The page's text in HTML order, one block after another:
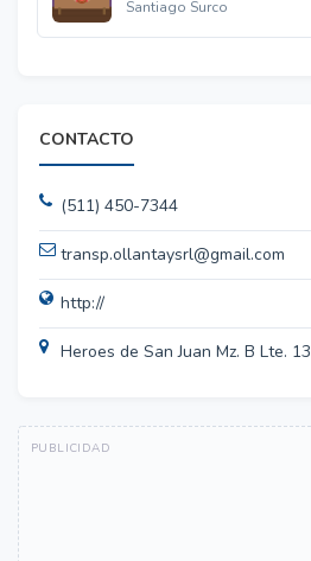
Santiago Surco
CONTACTO
(511) 450-7344
transp.ollantaysrl@gmail.com
http://
Heroes de San Juan Mz. B Lte. 13